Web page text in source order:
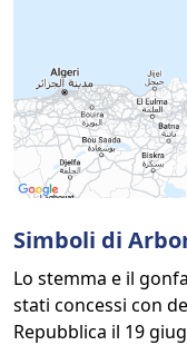
Simboli di
Lo stemma e il
stati concessi con
Repubblica il 19